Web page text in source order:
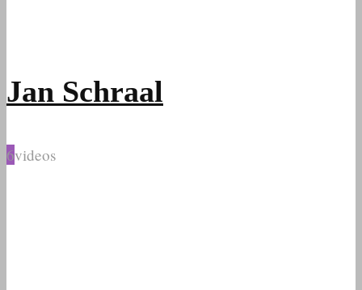
Jan Schraal
6videos